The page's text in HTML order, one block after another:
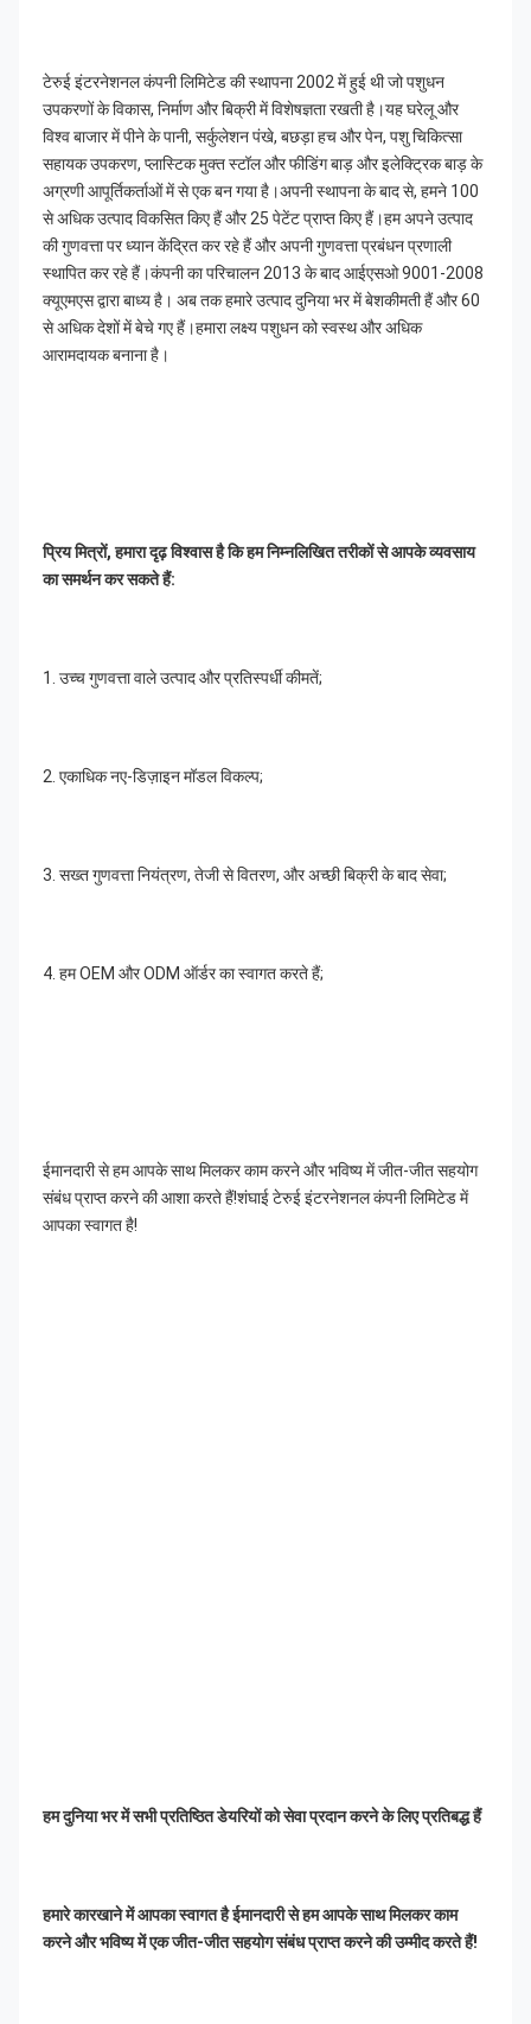
टेरुई इंटरनेशनल कंपनी लिमिटेड की स्थापना 2002 में हुई थी जो पशुधन
उपकरणों के विकास, निर्माण और बिक्री में विशेषज्ञता रखती है।यह घरेलू और
विश्व बाजार में पीने के पानी, सर्कुलेशन पंखे, बछड़ा हच और पेन, पशु चिकित्सा
सहायक उपकरण, प्लास्टिक मुक्त स्टॉल और फीडिंग बाड़ और इलेक्ट्रिक बाड़ के
अग्रणी आपूर्तिकर्ताओं में से एक बन गया है।अपनी स्थापना के बाद से, हमने 100
से अधिक उत्पाद विकसित किए हैं और 25 पेटेंट प्राप्त किए हैं।हम अपने उत्पाद
की गुणवत्ता पर ध्यान केंद्रित कर रहे हैं और अपनी गुणवत्ता प्रबंधन प्रणाली
स्थापित कर रहे हैं।कंपनी का परिचालन 2013 के बाद आईएसओ 9001-2008
क्यूएमएस द्वारा बाध्य है। अब तक हमारे उत्पाद दुनिया भर में बेशकीमती हैं और 60
से अधिक देशों में बेचे गए हैं।हमारा लक्ष्य पशुधन को स्वस्थ और अधिक
आरामदायक बनाना है।
प्रिय मित्रों, हमारा दृढ़ विश्वास है कि हम निम्नलिखित तरीकों से आपके व्यवसाय
का समर्थन कर सकते हैं:
1. उच्च गुणवत्ता वाले उत्पाद और प्रतिस्पर्धी कीमतें;
2. एकाधिक नए-डिज़ाइन मॉडल विकल्प;
3. सख्त गुणवत्ता नियंत्रण, तेजी से वितरण, और अच्छी बिक्री के बाद सेवा;
4. हम OEM और ODM ऑर्डर का स्वागत करते हैं;
ईमानदारी से हम आपके साथ मिलकर काम करने और भविष्य में जीत-जीत सहयोग
संबंध प्राप्त करने की आशा करते हैं!शंघाई टेरुई इंटरनेशनल कंपनी लिमिटेड में
आपका स्वागत है!
हम दुनिया भर में सभी प्रतिष्ठित डेयरियों को सेवा प्रदान करने के लिए प्रतिबद्ध हैं
हमारे कारखाने में आपका स्वागत है ईमानदारी से हम आपके साथ मिलकर काम
करने और भविष्य में एक जीत-जीत सहयोग संबंध प्राप्त करने की उम्मीद करते हैं!